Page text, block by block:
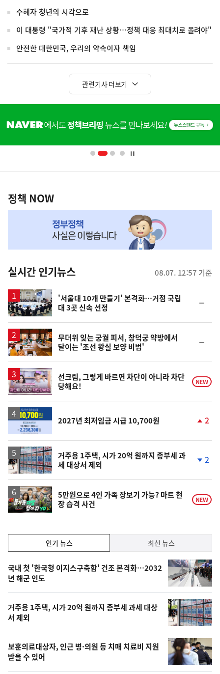
수혜자 청년의 시각으로
이 대통령 "국가적 기후 재난 상황…정책 대응 최대치로 올려야"
안전한 대한민국, 우리의 약속이자 책임
관련기사 더보기
단
배
영
책
NOW,
뉴
스
정책 NOW
실시간 인기뉴스 08.07. 12:57 기준
'서울대 10개 만들기' 본격화…거점 국립
대 3곳 신속 선정
일
무더위 잊는 궁궐 피서, 창덕궁 약방에서
달이는 '조선 왕실 보양 비법'
일
영
상
선크림, 그렇게 바르면 차단이 아니라 차단
당해요!
NEW
2027년 최저임금 시급 10,700원
계
2
거주용 1주택, 시가 20억 원까지 종부세 과
세 대상서 제외
계
락
2
영
상
5만원으로 4인 가족 장보기 가능? 마트 현
장 습격 사건
NEW
기,
최
신,
오
늘
의
영
상
인기 뉴스 최신 뉴스
기
뉴
스
국내 첫 '한국형 이지스구축함' 건조 본격화…2032
년 해군 인도
거주용 1주택, 시가 20억 원까지 종부세 과세 대상
서 제외
보훈의료대상자, 인근 병·의원 등 치매 치료비 지원
받을 수 있어